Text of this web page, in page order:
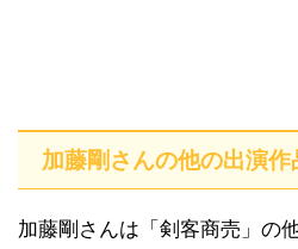
加藤剛さんの他の出演
加藤剛さんは「剣客商売」の